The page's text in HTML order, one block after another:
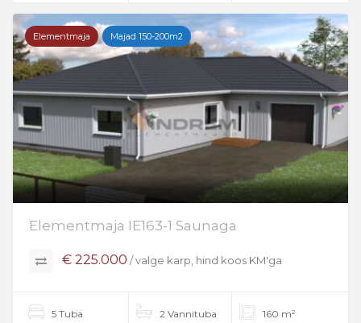
Elementmaja Majad 150-200m2
Elementmaja IE163-1 Saunaga
€ 225.000 / valge karp, hind koos KM'ga
5 Tuba 2 Vannituba 160 m²